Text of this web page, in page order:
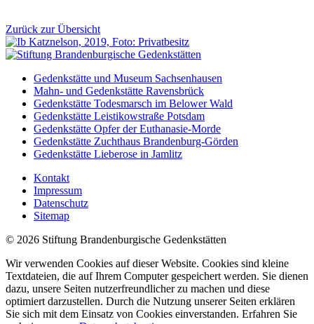
Zurück zur Übersicht
Gedenkstätte und Museum Sachsenhausen
Mahn- und Gedenkstätte Ravensbrück
Gedenkstätte Todesmarsch im Belower Wald
Gedenkstätte Leistikowstraße Potsdam
Gedenkstätte Opfer der Euthanasie-Morde
Gedenkstätte Zuchthaus Brandenburg-Görden
Gedenkstätte Lieberose in Jamlitz
Kontakt
Impressum
Datenschutz
Sitemap
© 2026 Stiftung Brandenburgische Gedenkstätten
Wir verwenden Cookies auf dieser Website. Cookies sind kleine
Textdateien, die auf Ihrem Computer gespeichert werden. Sie dienen
dazu, unsere Seiten nutzerfreundlicher zu machen und diese
optimiert darzustellen. Durch die Nutzung unserer Seiten erklären
Sie sich mit dem Einsatz von Cookies einverstanden. Erfahren Sie